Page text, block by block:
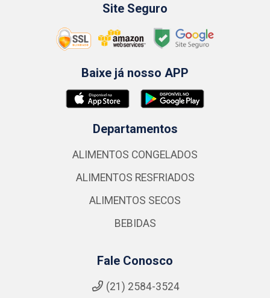
Site Seguro
Baixe já nosso APP
Departamentos
ALIMENTOS CONGELADOS
ALIMENTOS RESFRIADOS
ALIMENTOS SECOS
BEBIDAS
Fale Conosco
(21) 2584-3524